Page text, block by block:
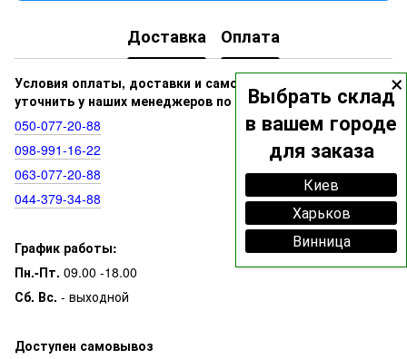
×
Выбрать склад
в вашем городе
для заказа
Киев
Харьков
Винница
Доставка Оплата
Условия оплаты, доставки и самовывоза вы можете
уточнить у наших менеджеров по номерам:
050‑077‑20‑88
098‑991‑16‑22
063‑077‑20‑88
044‑379‑34‑88
График работы:
Пн.-Пт. 09.00 -18.00
Сб. Вс. - выходной
Доступен самовывоз